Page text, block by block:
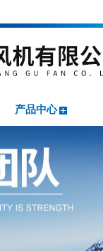
产品中心